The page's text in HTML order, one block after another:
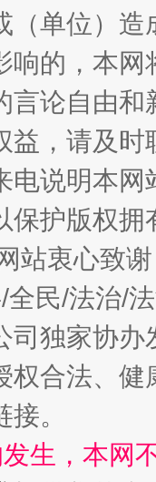
魏明亮
生
（单位）
响的，本
言论自由
益，请及
电说明本
保护版权
站衷心致
全民/法治/
司独家协
权合法、
。
生，本网